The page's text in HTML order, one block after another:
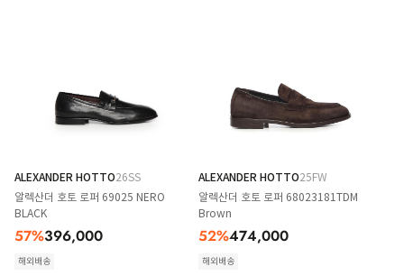
ALEXANDER HOTTO26SS
알렉산더 호토 로퍼 69025 NERO
BLACK
57%396,000
해외배송
ALEXANDER HOTTO25FW
알렉산더 호토 로퍼 68023181TDM
Brown
52%474,000
해외배송